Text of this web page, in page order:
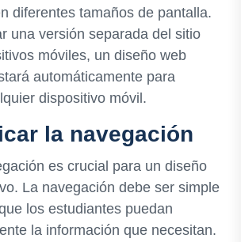
diferentes tamaños de pantalla.
una versión separada del sitio
móviles, un diseño web
automáticamente para
dispositivo móvil.
la navegación
es crucial para un diseño
La navegación debe ser simple
los estudiantes puedan
la información que necesitan.